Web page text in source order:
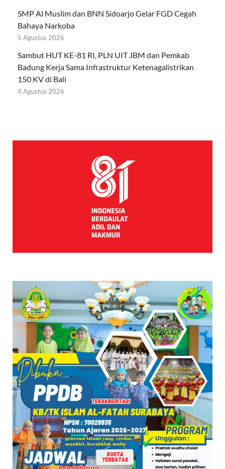
SMP Al Muslim dan BNN Sidoarjo Gelar FGD Cegah
Bahaya Narkoba
5 Agustus 2026
Sambut HUT KE-81 RI, PLN UIT JBM dan Pemkab
Badung Kerja Sama Infrastruktur Ketenagalistrikan
150 KV di Bali
4 Agustus 2026